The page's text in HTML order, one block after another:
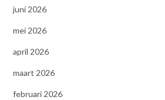
juni 2026
mei 2026
april 2026
maart 2026
februari 2026